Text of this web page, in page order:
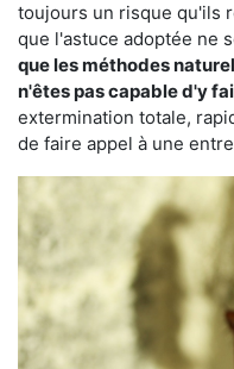
toujours un risque qu'ils
que l'astuce adoptée ne
que les méthodes
n'êtes pas capable d'y
extermination totale,
de faire appel à une